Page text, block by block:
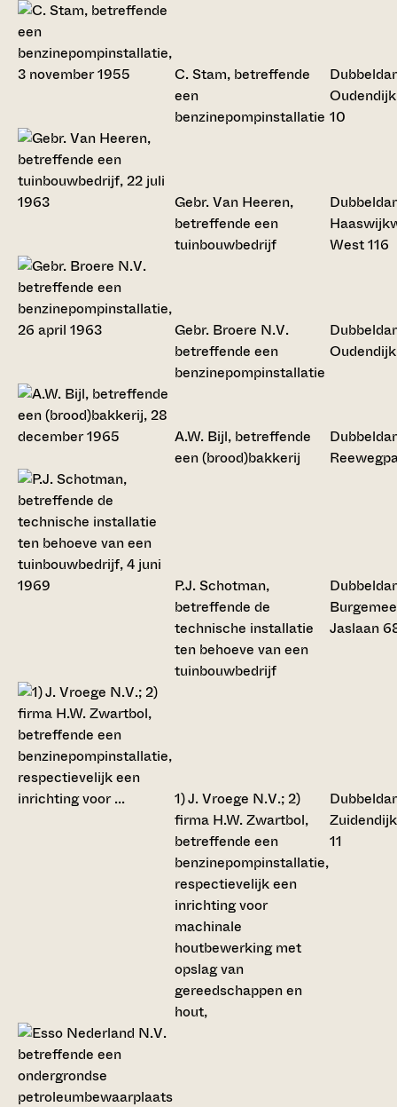
C. Stam, betreffende
een
benzinepompinstallatie 10
Gebr. Van Heeren,
betreffende een
tuinbouwbedrijf
West 116
Gebr. Broere N.V.
betreffende een
benzinepompinstallatie
A.W. Bijl, betreffende
een (brood)bakkerij
P.J. Schotman,
betreffende de
technische installatie
ten behoeve van een
tuinbouwbedrijf
Jaslaan
1) J. Vroege N.V.; 2)
firma H.W. Zwartbol,
betreffende een
benzinepompinstallatie,
respectievelijk een
inrichting voor
machinale
houtbewerking met
opslag van
gereedschappen en
hout,
11